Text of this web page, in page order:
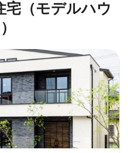
宅（モデルハウ